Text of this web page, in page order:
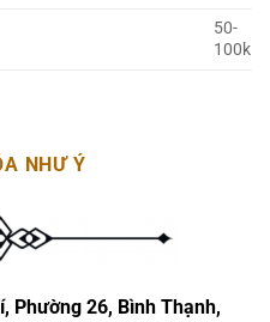
50-
100k
NHƯ Ý
Phường 26, Bình Thạnh,